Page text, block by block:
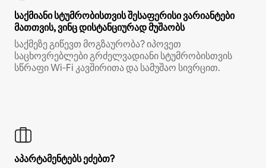
საქმიანი სტუმრობისთვის შესაფერისი ვარიანტები
მათთვის, ვინც დისტანციურად მუშაობს
საქმეზე გიწევთ მოგზაურობა? იპოვეთ
საცხოვრებლები გრძელვადიანი სტუმრობისთვის
სწრაფი Wi‑Fi კავშირითა და სამუშაო სივრცით.
აპარტამენტებს ეძებთ?